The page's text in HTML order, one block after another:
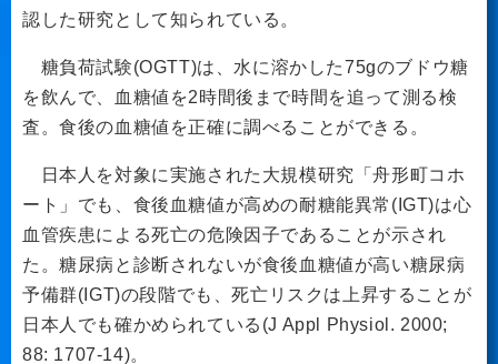
認した研究として知られている。
糖負荷試験(OGTT)は、水に溶かした75gのブドウ糖
を飲んで、血糖値を2時間後まで時間を追って測る検
査。食後の血糖値を正確に調べることができる。
日本人を対象に実施された大規模研究「舟形町コホ
ート」でも、食後血糖値が高めの耐糖能異常(IGT)は心
血管疾患による死亡の危険因子であることが示され
た。糖尿病と診断されないが食後血糖値が高い糖尿病
予備群(IGT)の段階でも、死亡リスクは上昇することが
日本人でも確かめられている(J Appl Physiol. 2000;
88: 1707-14)。